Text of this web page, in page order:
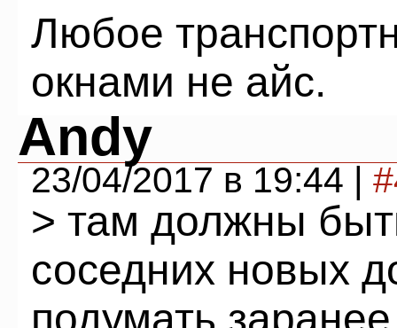
Любое
окнами не айс.
Andy
23/04/2017 в 19:44 |
> там должны
соседних новых